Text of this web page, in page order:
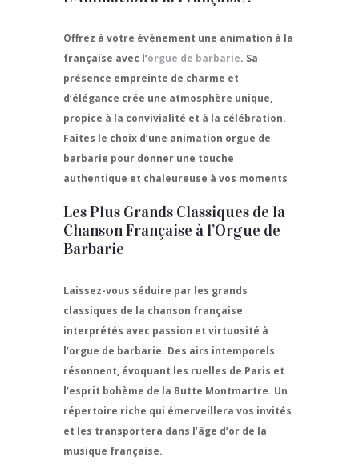
Offrez à votre événement une animation à la
française avec l’orgue de barbarie. Sa
présence empreinte de charme et
d’élégance crée une atmosphère unique,
propice à la convivialité et à la célébration.
Faites le choix d’une animation orgue de
barbarie pour donner une touche
authentique et chaleureuse à vos moments
Les Plus Grands Classiques de la
Chanson Française à l’Orgue de
Barbarie
Laissez-vous séduire par les grands
classiques de la chanson française
interprétés avec passion et virtuosité à
l’orgue de barbarie. Des airs intemporels
résonnent, évoquant les ruelles de Paris et
l’esprit bohème de la Butte Montmartre. Un
répertoire riche qui émerveillera vos invités
et les transportera dans l’âge d’or de la
musique française.